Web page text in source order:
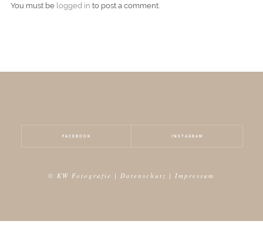
You must be logged in to post a comment.
FACEBOOK INSTAGRAM
© KW Fotografie |Datenschutz |Impressum